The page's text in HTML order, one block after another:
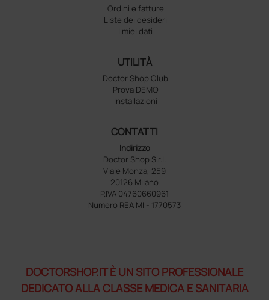
Ordini e fatture
Liste dei desideri
I miei dati
UTILITÀ
Doctor Shop Club
Prova DEMO
Installazioni
CONTATTI
Indirizzo
Doctor Shop S.r.l.
Viale Monza, 259
20126 Milano
P.IVA 04760660961
Numero REA MI - 1770573
DOCTORSHOP.IT È UN SITO PROFESSIONALE
DEDICATO ALLA CLASSE MEDICA E SANITARIA